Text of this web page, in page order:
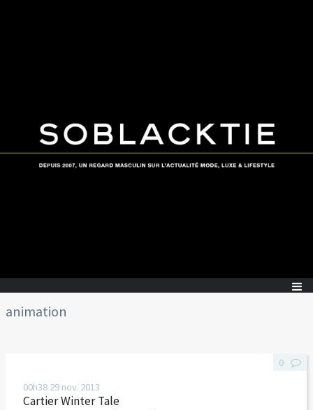
animation
00h38 29 nov. 2013
Cartier Winter Tale
0